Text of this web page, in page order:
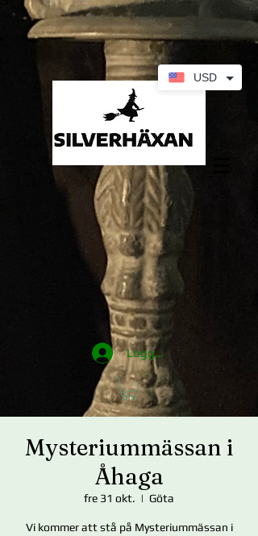
Logga in
Mysteriummässan i
Åhaga
fre 31 okt.
  |
Göta
Vi kommer att stå på Mysteriummässan i
USD